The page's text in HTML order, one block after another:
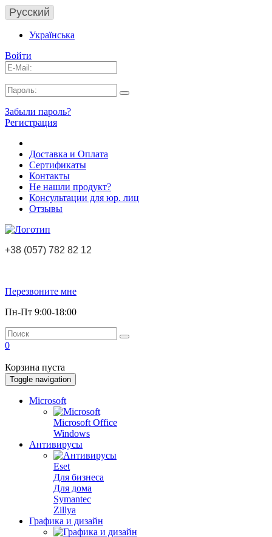
Русский
Українська
Войти
Забыли пароль?
Регистрация
Доставка и Оплата
Сертификаты
Контакты
Не нашли продукт?
Консультации для юр. лиц
Отзывы
+38 (057) 782 82 12
Перезвоните мне
Пн-Пт 9:00-18:00
0
Корзина пуста
Toggle navigation
Microsoft
Microsoft Office
Windows
Антивирусы
Eset
Для бизнеса
Для дома
Symantec
Zillya
Графика и дизайн